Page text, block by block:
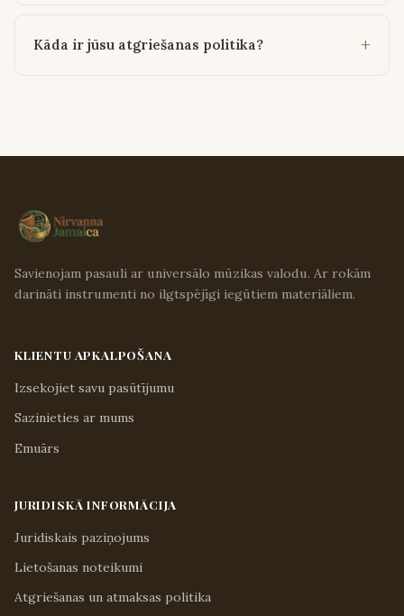
Kāda ir jūsu atgriešanas politika?
Savienojam pasauli ar universālo mūzikas valodu. Ar rokām
darināti instrumenti no ilgtspējīgi iegūtiem materiāliem.
KLIENTU APKALPOŠANA
Izsekojiet savu pasūtījumu
Sazinieties ar mums
Emuārs
JURIDISKĀ INFORMĀCIJA
Juridiskais paziņojums
Lietošanas noteikumi
Atgriešanas un atmaksas politika